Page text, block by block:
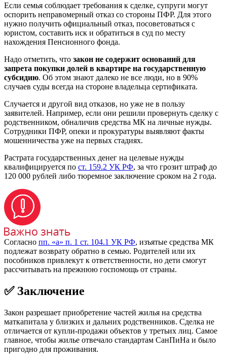
Если семья соблюдает требования к сделке, супруги могут
оспорить неправомерный отказ со стороны ПФР. Для этого
нужно получить официальный отказ, посоветоваться с
юристом, составить иск и обратиться в суд по месту
нахождения Пенсионного фонда.
Надо отметить, что закон не содержит оснований для
запрета покупки долей в квартире на государственную
субсидию. Об этом знают далеко не все люди, но в 90%
случаев суды всегда на стороне владельца сертификата.
Случается и другой вид отказов, но уже не в пользу
заявителей. Например, если они решили провернуть сделку с
родственником, обналичив средства МК на личные нужды.
Сотрудники ПФР, опеки и прокуратуры выявляют факты
мошенничества уже на первых стадиях.
Растрата государственных денег на целевые нужды
квалифицируется по ст. 159.2 УК РФ, за что грозит штраф до
120 000 рублей либо тюремное заключение сроком на 2 года.
Согласно пп. «а» п. 1 ст. 104.1 УК РФ, изъятые средства МК
подлежат возврату обратно в семью. Родителей или их
пособников привлекут к ответственности, но дети смогут
рассчитывать на прежнюю госпомощь от страны.
✅ Заключение
Закон разрешает приобретение частей жилья на средства
маткапитала у близких и дальних родственников. Сделка не
отличается от купли-продажи объектов у третьих лиц. Самое
главное, чтобы жилье отвечало стандартам СанПиНа и было
пригодно для проживания.